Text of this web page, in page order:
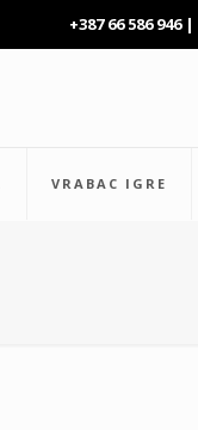
+387 66 586 946 |
VRABAC IGRE